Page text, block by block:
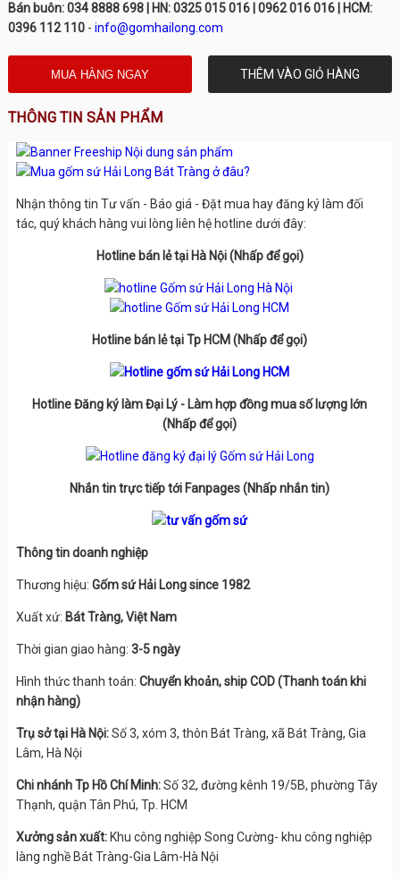
Bán buôn: 034 8888 698 | HN: 0325 015 016 | 0962 016 016 | HCM:
0396 112 110- info@gomhailong.com
THÊM VÀO GIỎ HÀNG
THÔNG TIN SẢN PHẨM
Nhận thông tin Tư vấn - Báo giá - Đặt mua hay đăng ký làm đối
tác, quý khách hàng vui lòng liên hệ hotline dưới đây:
Hotline bán lẻ tại Hà Nội (Nhấp để gọi)
Hotline bán lẻ tại Tp HCM (Nhấp để gọi)
Hotline Đăng ký làm Đại Lý - Làm hợp đồng mua số lượng lớn
(Nhấp để gọi)
Nhắn tin trực tiếp tới Fanpages (Nhấp nhắn tin)
Thông tin doanh nghiệp
Thương hiệu: Gốm sứ Hải Long since 1982
Xuất xứ: Bát Tràng, Việt Nam
Thời gian giao hàng: 3-5 ngày
Hình thức thanh toán: Chuyển khoản, ship COD (Thanh toán khi
nhận hàng)
Trụ sở tại Hà Nội:Số 3, xóm 3, thôn Bát Tràng, xã Bát Tràng, Gia
Lâm, Hà Nội
Chi nhánh Tp Hồ Chí Minh:Số 32, đường kênh 19/5B, phường Tây
Thạnh, quận Tân Phú, Tp. HCM
Xưởng sản xuất:Khu công nghiệp Song Cường- khu công nghiệp
làng nghề Bát Tràng-Gia Lâm-Hà Nội